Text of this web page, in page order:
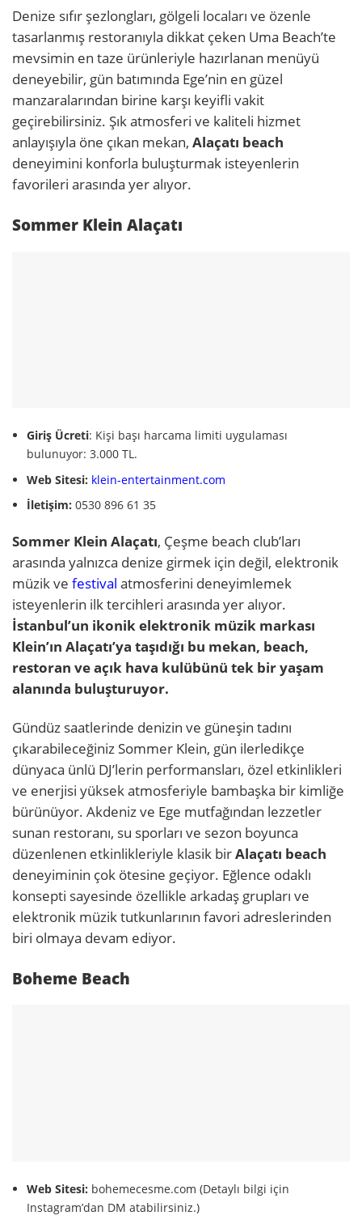
Denize sıfır şezlongları, gölgeli locaları ve özenle
tasarlanmış restoranıyla dikkat çeken Uma Beach’te
mevsimin en taze ürünleriyle hazırlanan menüyü
deneyebilir, gün batımında Ege’nin en güzel
manzaralarından birine karşı keyifli vakit
geçirebilirsiniz. Şık atmosferi ve kaliteli hizmet
anlayışıyla öne çıkan mekan, Alaçatı beach
deneyimini konforla buluşturmak isteyenlerin
favorileri arasında yer alıyor.
Sommer Klein Alaçatı
Giriş Ücreti: Kişi başı harcama limiti uygulaması
bulunuyor: 3.000 TL.
Web Sitesi: klein-entertainment.com
İletişim:0530 896 61 35
Sommer Klein Alaçatı, Çeşme beach club’ları
arasında yalnızca denize girmek için değil, elektronik
müzik ve festival atmosferini deneyimlemek
isteyenlerin ilk tercihleri arasında yer alıyor.
İstanbul’un ikonik elektronik müzik markası
Klein’ın Alaçatı’ya taşıdığı bu mekan, beach,
restoran ve açık hava kulübünü tek bir yaşam
alanında buluşturuyor.
Gündüz saatlerinde denizin ve güneşin tadını
çıkarabileceğiniz Sommer Klein, gün ilerledikçe
dünyaca ünlü DJ’lerin performansları, özel etkinlikleri
ve enerjisi yüksek atmosferiyle bambaşka bir kimliğe
bürünüyor. Akdeniz ve Ege mutfağından lezzetler
sunan restoranı, su sporları ve sezon boyunca
düzenlenen etkinlikleriyle klasik birAlaçatı beach
deneyiminin çok ötesine geçiyor. Eğlence odaklı
konsepti sayesinde özellikle arkadaş grupları ve
elektronik müzik tutkunlarının favori adreslerinden
biri olmaya devam ediyor.
Boheme Beach
Web Sitesi: bohemecesme.com (Detaylı bilgi için
Instagram’dan DM atabilirsiniz.)